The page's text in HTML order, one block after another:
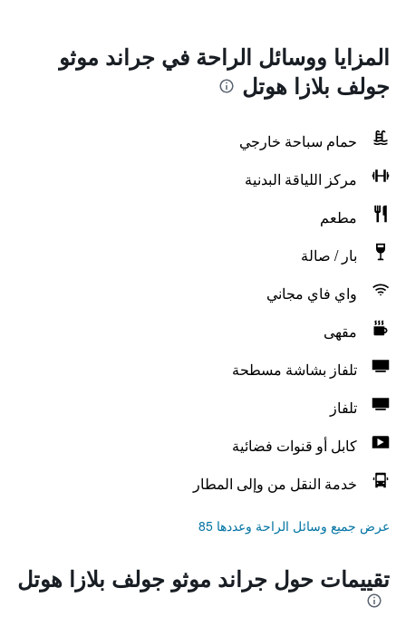
المزايا ووسائل الراحة في جراند موثو
جولف بلازا هوتل
حمام سباحة خارجي
مركز اللياقة البدنية
مطعم
بار / صالة
واي فاي مجاني
مقهى
تلفاز بشاشة مسطحة
تلفاز
كابل أو قنوات فضائية
خدمة النقل من وإلى المطار
عرض جميع وسائل الراحة وعددها 85
تقييمات حول جراند موثو جولف بلازا هوتل